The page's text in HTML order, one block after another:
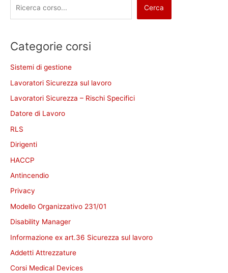
Cerca
Categorie corsi
Sistemi di gestione
Lavoratori Sicurezza sul lavoro
Lavoratori Sicurezza – Rischi Specifici
Datore di Lavoro
RLS
Dirigenti
HACCP
Antincendio
Privacy
Modello Organizzativo 231/01
Disability Manager
Informazione ex art.36 Sicurezza sul lavoro
Addetti Attrezzature
Corsi Medical Devices